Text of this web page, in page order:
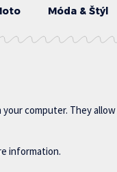
Móda & Štýl
computer. They
information.